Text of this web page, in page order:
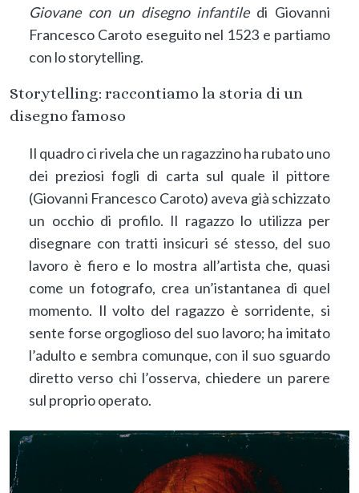
Giovane con un disegno infantiledi Giovanni
Francesco Caroto eseguito nel 1523 e partiamo
con lo storytelling.
Storytelling: raccontiamo la storia di un
disegno famoso
Il quadro ci rivela che un ragazzino ha rubato uno
dei preziosi fogli di carta sul quale il pittore
(Giovanni Francesco Caroto) aveva già schizzato
un occhio di profilo. Il ragazzo lo utilizza per
disegnare con tratti insicuri sé stesso, del suo
lavoro è fiero e lo mostra all’artista che, quasi
come un fotografo, crea un’istantanea di quel
momento. Il volto del ragazzo è sorridente, si
sente forse orgoglioso del suo lavoro; ha imitato
l’adulto e sembra comunque, con il suo sguardo
diretto verso chi l’osserva, chiedere un parere
sul proprio operato.